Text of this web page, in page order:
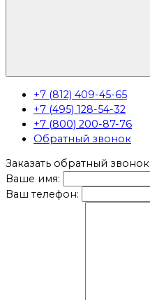
+7 (812) 409-45-65
+7 (495) 128-54-32
+7 (800) 200-87-76
Обратный звонок
Заказать обратный звонок
Ваше имя:
Ваш телефон: